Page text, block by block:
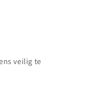
veilig te